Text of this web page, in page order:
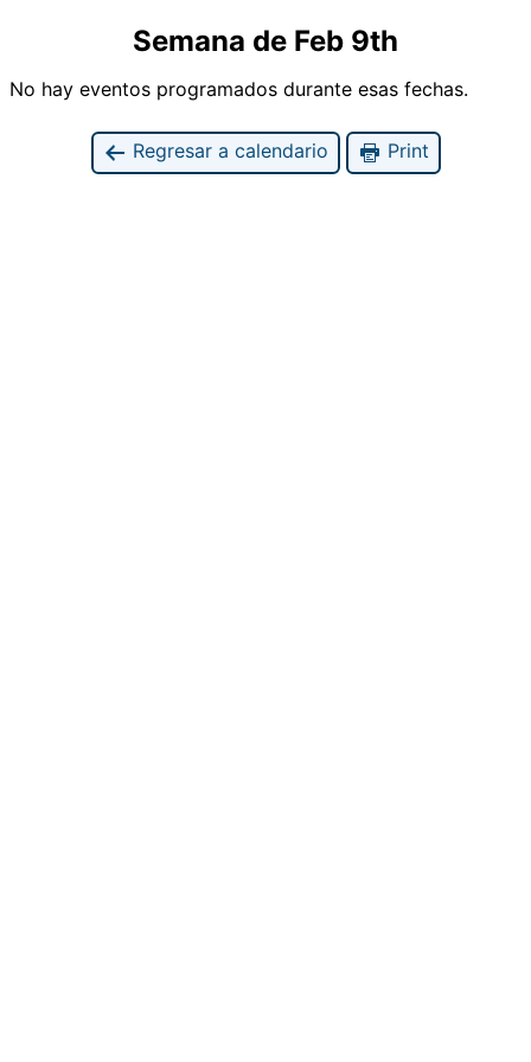
Semana de Feb 9th
No hay eventos programados durante esas fechas.
Regresar a calendario Print